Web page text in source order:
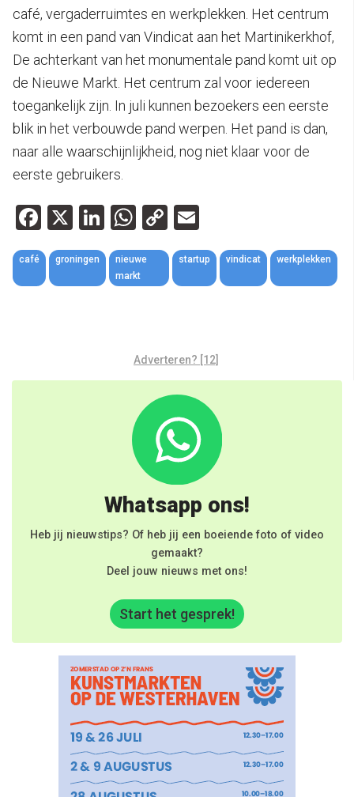
café, vergaderruimtes en werkplekken. Het centrum
komt in een pand van Vindicat aan het Martinikerkhof,
De achterkant van het monumentale pand komt uit op
de Nieuwe Markt. Het centrum zal voor iedereen
toegankelijk zijn. In juli kunnen bezoekers een eerste
blik in het verbouwde pand werpen. Het pand is dan,
naar alle waarschijnlijkheid, nog niet klaar voor de
eerste gebruikers.
Facebook
X LinkedIn
WhatsApp
Copy
Link
café groningen
nieuwe
markt
startup vindicat werkplekken
Adverteren? [12]
Whatsapp ons!
Heb jij nieuwstips? Of heb jij een boeiende foto of video
gemaakt?
Deel jouw nieuws met ons!
Start het gesprek!